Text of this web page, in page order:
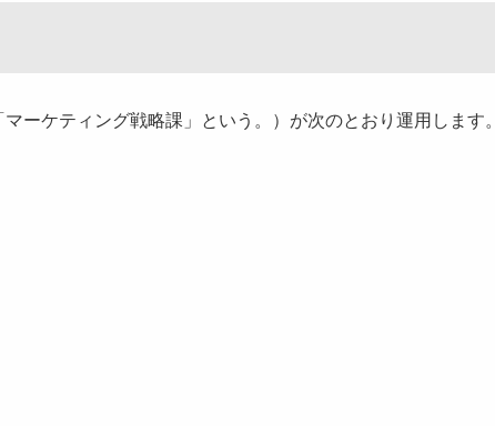
マーケティング戦略課 」という。）が次のとおり運用します